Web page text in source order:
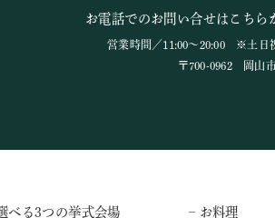
お電話でのお問い合せはこちら
営業時間／11:00～20:00 ※土日
〒700-0962 岡山
べる3つの挙式会場 – お料理